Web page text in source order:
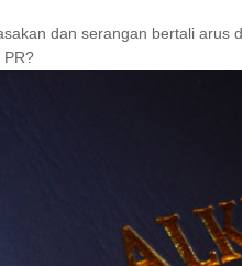
dan serangan bertali arus
PR?